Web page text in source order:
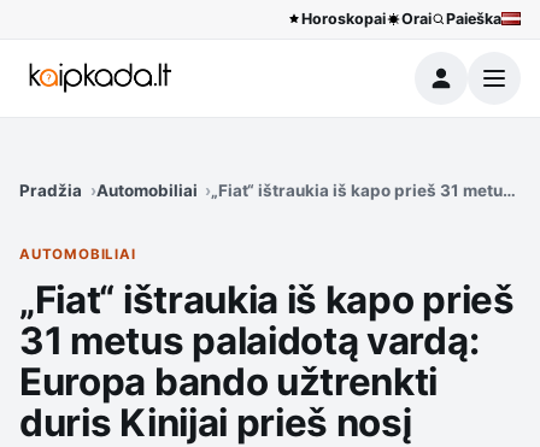
Horoskopai Orai Paieška
Meniu
Pradžia Automobiliai „Fiat“ ištraukia iš kapo prieš 31 metus
AUTOMOBILIAI
„Fiat“ ištraukia iš kapo prieš
31 metus palaidotą vardą:
Europa bando užtrenkti
duris Kinijai prieš nosį